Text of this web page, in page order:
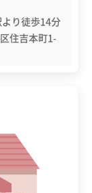
り徒歩14分
住吉本町1-